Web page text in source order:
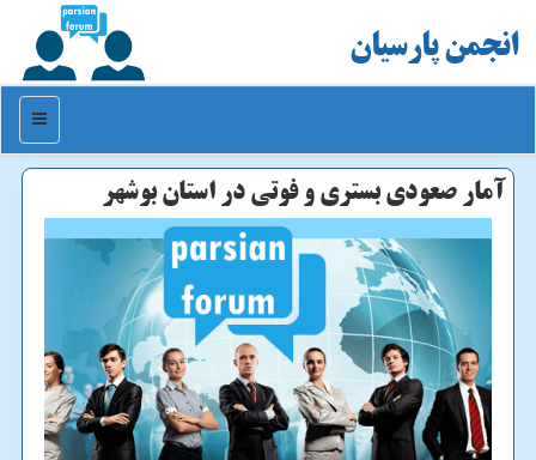
انجمن پارسیان
منو
آمار صعودی بستری و فوتی در استان بوشهر